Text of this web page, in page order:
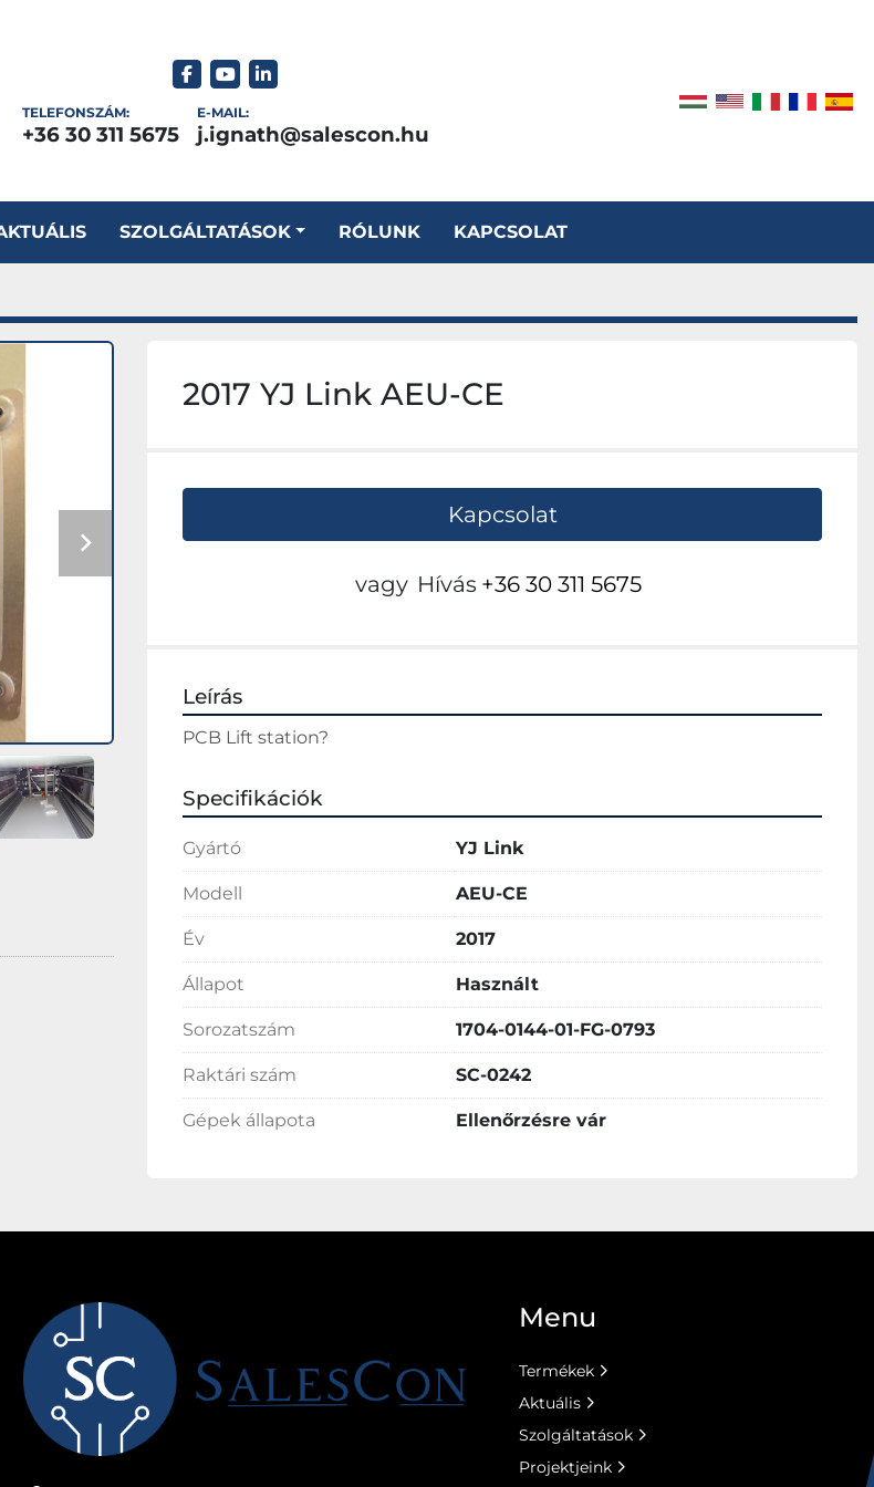
facebook
youtubelinkedin
TELEFONSZÁM:
+36 30 311 5675
E-MAIL:
j.ignath@salescon.hu
AKTUÁLIS SZOLGÁLTATÁSOK RÓLUNK KAPCSOLAT
2017 YJ Link AEU-CE
Kapcsolat
vagy Hívás +36 30 311 5675
Leírás
PCB Lift station?
Specifikációk
Gyártó YJ Link
Modell AEU-CE
Év 2017
Állapot Használt
Sorozatszám 1704-0144-01-FG-0793
Raktári szám SC-0242
Gépek állapota Ellenőrzésre vár
Menu
Termékek
Aktuális
Szolgáltatások
Projektjeink